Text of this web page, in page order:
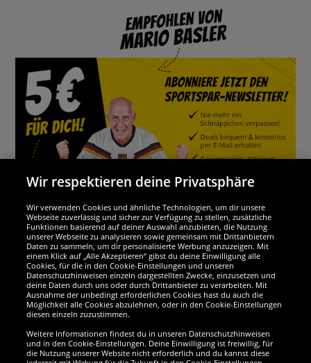
Wir sind ausgezeichnet
Wir respektieren deine Privatsphäre
Wir verwenden Cookies und ähnliche Technologien, um dir unsere
Webseite zuverlässig und sicher zur Verfügung zu stellen, zusätzliche
Funktionen basierend auf deiner Auswahl anzubieten, die Nutzung
unserer Webseite zu analysieren sowie gemeinsam mit Drittanbietern
Daten zu sammeln, um dir personalisierte Werbung anzuzeigen. Mit
einem Klick auf „Alle Akzeptieren“ gibst du deine Einwilligung alle
Cookies, für die in den Cookie-Einstellungen und unseren
Datenschutzhinweisen einzeln dargestellten Zwecke, einzusetzen und
deine Daten durch uns oder durch Drittanbieter zu verarbeiten. Mit
Ausnahme der unbedingt erforderlichen Cookies hast du auch die
Möglichkeit alle Cookies abzulehnen, oder in den Cookie-Einstellungen
diesen einzeln zuzustimmen.
Weitere Informationen findest du in unseren Datenschutzhinweisen
und in den Cookie-Einstellungen. Deine Einwilligung ist freiwillig, für
die Nutzung unserer Website nicht erforderlich und du kannst diese